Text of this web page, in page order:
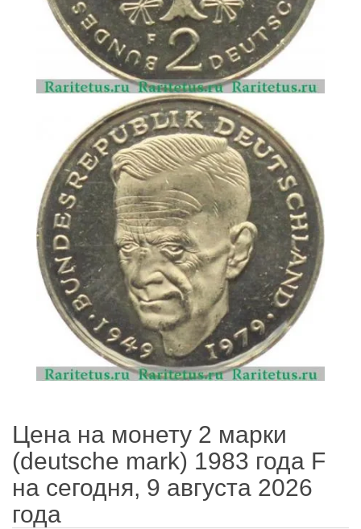
Цена на монету 2 марки
(deutsche mark) 1983 года F
на сегодня, 9 августа 2026
года